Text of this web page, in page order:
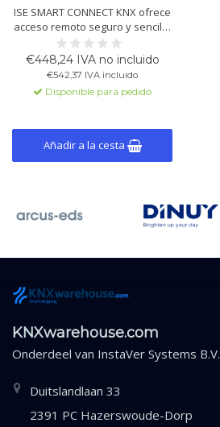
ISE SMART CONNECT KNX ofrece
acceso remoto seguro y sencillo
a sus instalaciones domóticas.
Instalación rápida y soporte
completo para KNX Secure,
garantizando la máxima
protección de datos.
€448,24 IVA no incluido
€542,37 IVA incluido
Disponible para pedido
Añadir a la cesta
KNXwarehouse.com
Onderdeel van InstaVer Systems B.V.
Duitslandlaan 33
2391 PC Hazerswoude-Dorp